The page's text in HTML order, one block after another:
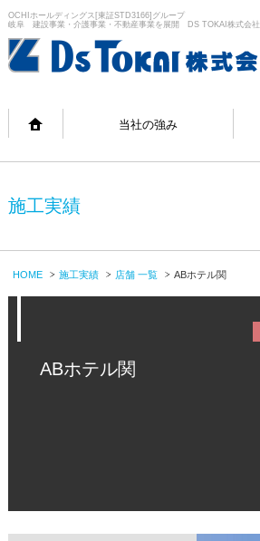
OCHIホールディングス[東証STD3166]グループ
岐阜 建設事業・介護事業・不動産事業を展開 DS TOKAI株式会社
当社の強み
施工実績
HOME 施工実績 店舗 一覧 ABホテル関
ABホテル関